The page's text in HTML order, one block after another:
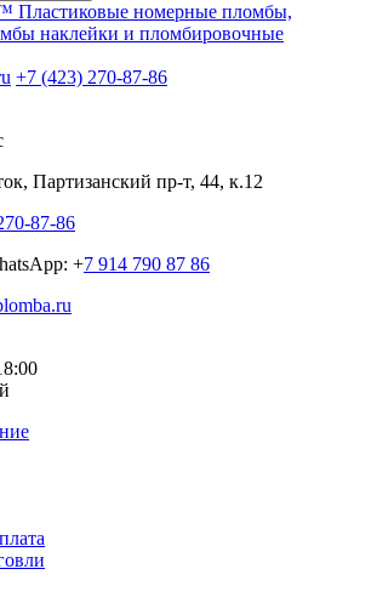
Пластиковые номерные пломбы,
наклейки и пломбировочные
+7 (423) 270-87-86
Партизанский пр-т, 44, к.12
87-86
+7 914 790 87 86